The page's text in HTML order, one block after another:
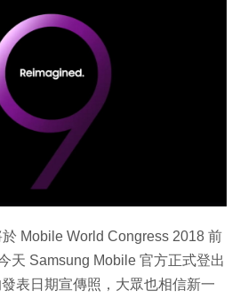
Mobile World Congress 2018 前
天 Samsung Mobile 官方正式登出
表日期宣傳照，大眾也相信新一